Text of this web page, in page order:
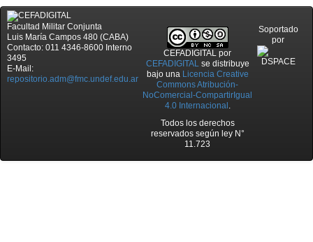
Facultad Militar Conjunta
Luis María Campos 480 (CABA)
Contacto: 011 4346-8600 Interno
3495
E-Mail:
repositorio.adm@fmc.undef.edu.ar
CEFADIGITAL por
CEFADIGITALse distribuye
bajo una Licencia Creative
Commons Atribución-
NoComercial-CompartirIgual
4.0 Internacional .
Todos los derechos
reservados según ley N°
11.723
Soportado
por